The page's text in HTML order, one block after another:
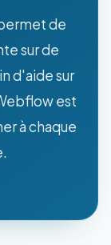
de
sur de
d'aide sur
est
à chaque